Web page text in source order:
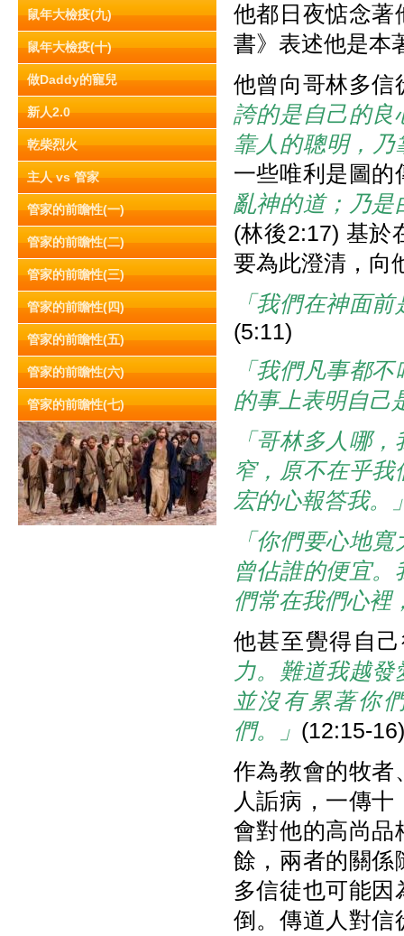
鼠年大檢疫(九)
鼠年大檢疫(十)
做Daddy的寵兒
新人2.0
乾柴烈火
主人 vs 管家
管家的前瞻性(一)
管家的前瞻性(二)
管家的前瞻性(三)
管家的前瞻性(四)
管家的前瞻性(五)
管家的前瞻性(六)
管家的前瞻性(七)
他都日夜惦念著
書》表述他是本
他曾向哥林多信
誇的是自己的良
靠人的聰明，
一些唯利是圖的
亂神的道；乃是
(林後2:17) 基於
要為此澄清，向
「我們在神面
(5:11)
「我們凡事都
的事上表明自己
「哥林多人哪
窄，原不在乎
宏的心報答我。
「你們要心地
曾佔誰的便宜
們常在我們心裡
他甚至覺得自
力。難道我越
並沒有累著你
們。」 (12:15-16)
作為教會的牧者
人詬病，一傳
會對他的高尚品
餘，兩者的關係
多信徒也可能
倒。傳道人對信